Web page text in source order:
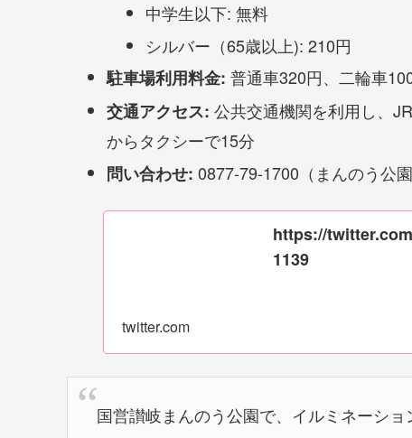
中学生以下: 無料
シルバー（65歳以上): 210円
駐車場利用料金: 普通車320円、二輪車
交通アクセス: 公共交通機関を利用し、
からタクシーで15分
問い合わせ: 0877-79-1700（まんのう公
https://
1139
twitter.com
国営讃岐まんのう公園で、イルミネーシ